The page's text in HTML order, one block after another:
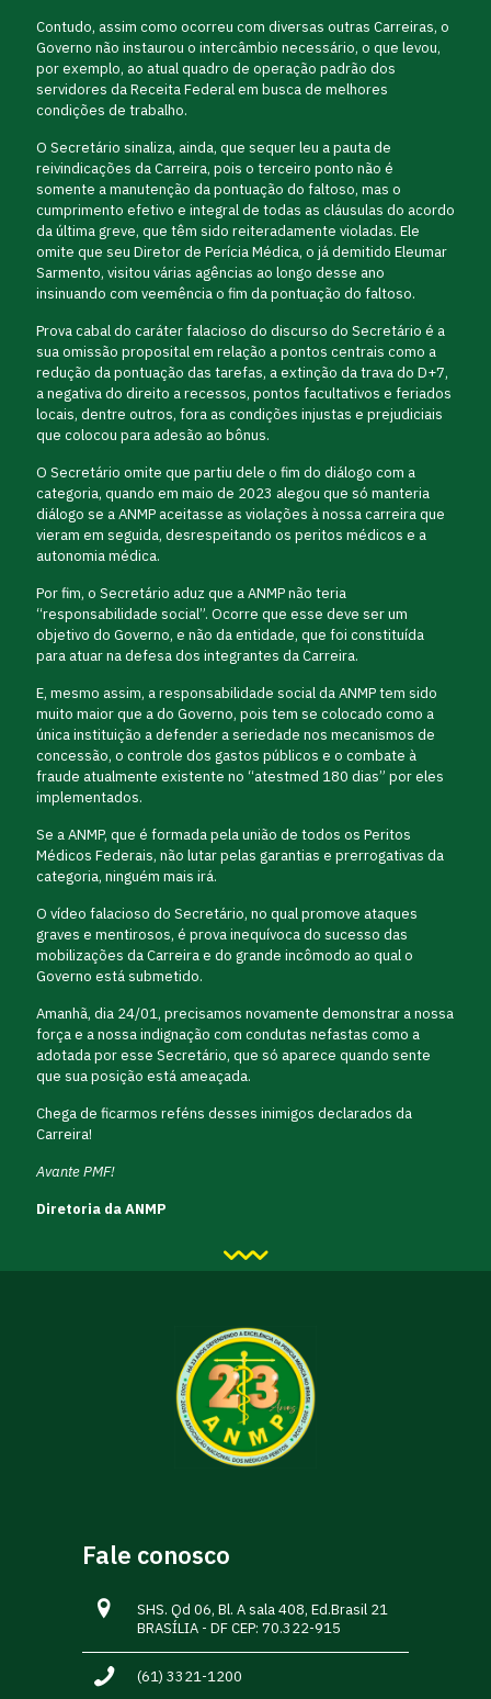
Contudo, assim como ocorreu com diversas outras Carreiras, o
Governo não instaurou o intercâmbio necessário, o que levou,
por exemplo, ao atual quadro de operação padrão dos
servidores da Receita Federal em busca de melhores
condições de trabalho.
O Secretário sinaliza, ainda, que sequer leu a pauta de
reivindicações da Carreira, pois o terceiro ponto não é
somente a manutenção da pontuação do faltoso, mas o
cumprimento efetivo e integral de todas as cláusulas do acordo
da última greve, que têm sido reiteradamente violadas. Ele
omite que seu Diretor de Perícia Médica, o já demitido Eleumar
Sarmento, visitou várias agências ao longo desse ano
insinuando com veemência o fim da pontuação do faltoso.
Prova cabal do caráter falacioso do discurso do Secretário é a
sua omissão proposital em relação a pontos centrais como a
redução da pontuação das tarefas, a extinção da trava do D+7,
a negativa do direito a recessos, pontos facultativos e feriados
locais, dentre outros, fora as condições injustas e prejudiciais
que colocou para adesão ao bônus.
O Secretário omite que partiu dele o fim do diálogo com a
categoria, quando em maio de 2023 alegou que só manteria
diálogo se a ANMP aceitasse as violações à nossa carreira que
vieram em seguida, desrespeitando os peritos médicos e a
autonomia médica.
Por fim, o Secretário aduz que a ANMP não teria
“responsabilidade social”. Ocorre que esse deve ser um
objetivo do Governo, e não da entidade, que foi constituída
para atuar na defesa dos integrantes da Carreira.
E, mesmo assim, a responsabilidade social da ANMP tem sido
muito maior que a do Governo, pois tem se colocado como a
única instituição a defender a seriedade nos mecanismos de
concessão, o controle dos gastos públicos e o combate à
fraude atualmente existente no “atestmed 180 dias” por eles
implementados.
Se a ANMP, que é formada pela união de todos os Peritos
Médicos Federais, não lutar pelas garantias e prerrogativas da
categoria, ninguém mais irá.
O vídeo falacioso do Secretário, no qual promove ataques
graves e mentirosos, é prova inequívoca do sucesso das
mobilizações da Carreira e do grande incômodo ao qual o
Governo está submetido.
Amanhã, dia 24/01, precisamos novamente demonstrar a nossa
força e a nossa indignação com condutas nefastas como a
adotada por esse Secretário, que só aparece quando sente
que sua posição está ameaçada.
Chega de ficarmos reféns desses inimigos declarados da
Carreira!
Avante PMF!
Diretoria da ANMP
Fale conosco
SHS. Qd 06, Bl. A sala 408, Ed.Brasil 21
BRASÍLIA - DF CEP: 70.322-915
(61) 3321-1200